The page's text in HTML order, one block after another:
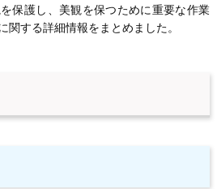
保護し、美観を保つために重要な作業
関する詳細情報をまとめました。